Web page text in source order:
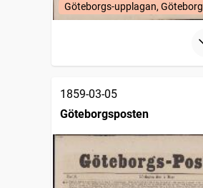
Göteborgs-upplagan, Göteborg
1859-03-05
Göteborgsposten